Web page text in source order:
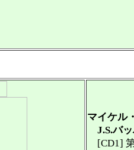
マイケル
J.S.バッ
[CD1]